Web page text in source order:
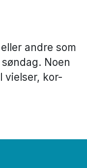
andre som
Noen
vielser, kor-